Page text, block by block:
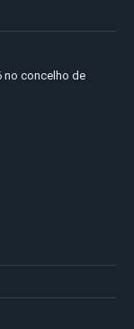
no concelho de